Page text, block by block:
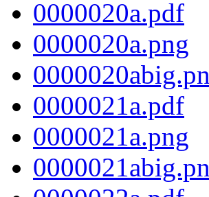
0000020a.pdf
0000020a.png
0000021a.pdf
0000021a.png